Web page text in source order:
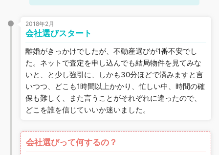
2018年2月
会社選びスタート
離婚がきっかけでしたが、不動産選びが1番不安でし
た。ネットで査定を申し込んでも結局物件を見てみな
いと、と少し強引に、しかも30分ほどで済みますと言
いつつ、どこも1時間以上かかり、忙しい中、時間の確
保も難しく、また言うことがそれぞれに違ったので、
どこを誰を信じていいか迷いました。
会社選びって何するの？